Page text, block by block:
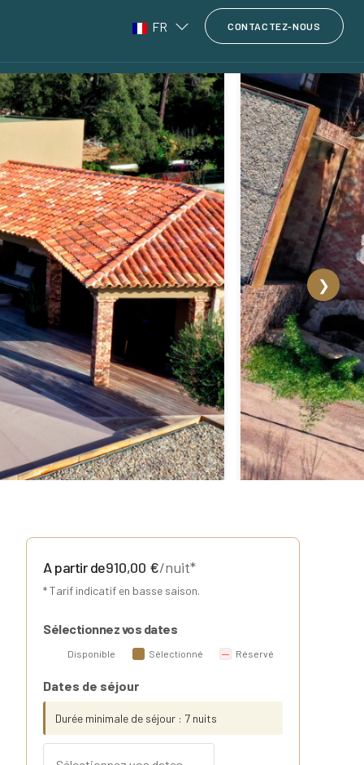
FR CONTACTEZ-NOUS
❯
A partir de910,00 €/nuit*
* Tarif indicatif en basse saison.
Sélectionnez vos dates
Disponible Sélectionné Réservé
Dates de séjour
Durée minimale de séjour : 7 nuits